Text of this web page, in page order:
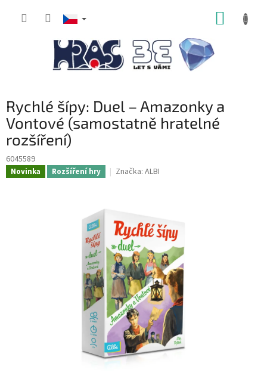
Rychlé šípy: Duel – Amazonky a
Vontové (samostatně hratelné
rozšíření)
6045589
Novinka Rozšíření hry Značka: ALBI